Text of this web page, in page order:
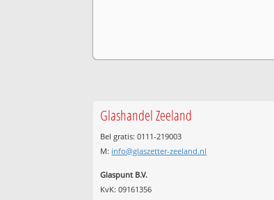
Glashandel Zeeland
Bel gratis: 0111-219003
M: info@glaszetter-zeeland.nl
Glaspunt B.V.
KvK: 09161356